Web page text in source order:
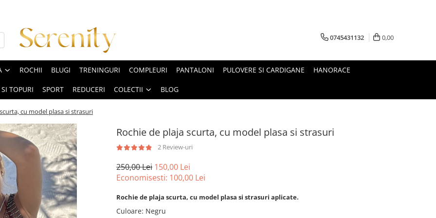
0745431132 0,00
ROCHII BLUGI TRENINGURI COMPLEURI PANTALONI PULOVERE SI CARDIGANE HANORACE
TOPURI SPORT REDUCERI COLECTII BLOG
cu model plasa si strasuri
Rochie de plaja scurta, cu model plasa si strasuri
2 Review-uri
250,00 Lei 150,00 Lei
Economisesti: 100,00 Lei
Rochie de plaja scurta, cu model plasa si strasuri aplicate.
Culoare: Negru